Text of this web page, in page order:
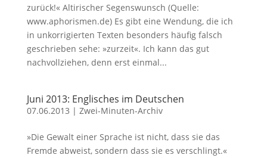
zurück!« Altirischer Segenswunsch (Quelle:
www.aphorismen.de) Es gibt eine Wendung, die ich
in unkorrigierten Texten besonders häufig falsch
geschrieben sehe: »zurzeit«. Ich kann das gut
nachvollziehen, denn erst einmal...
Juni 2013: Englisches im Deutschen
07.06.2013 | Zwei-Minuten-Archiv
»Die Gewalt einer Sprache ist nicht, dass sie das
Fremde abweist, sondern dass sie es verschlingt.«